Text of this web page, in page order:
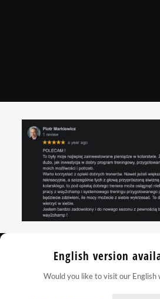
English version
Would you like to visit our English